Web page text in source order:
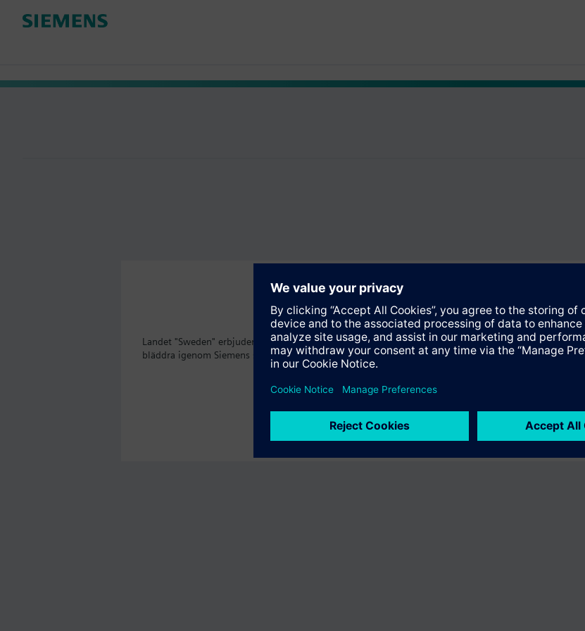
Landet "Sweden" erbjuder inte produkten "BPZ:LGB22.230B27". Du kommer att ledas till
bläddra igenom Siemens stora produktutbud.